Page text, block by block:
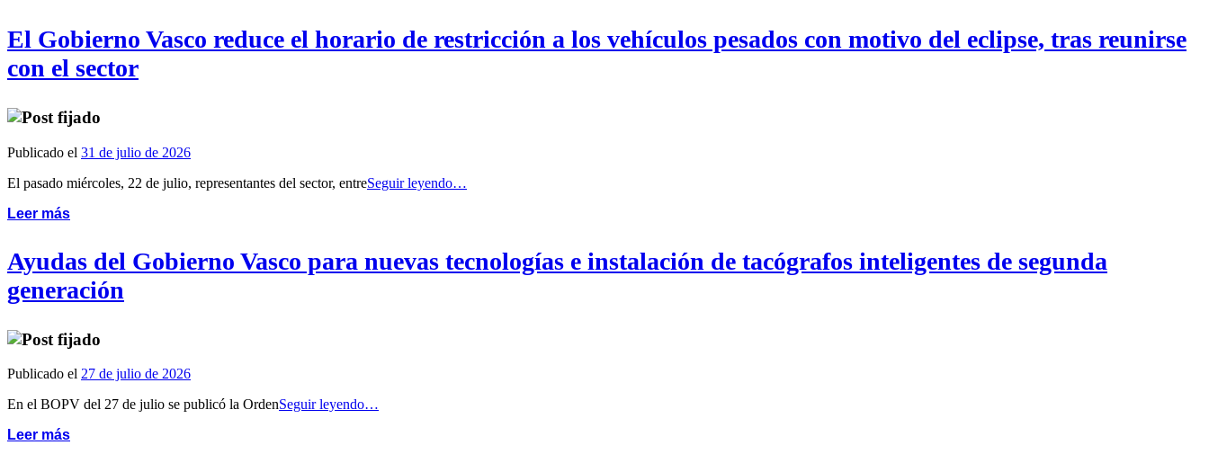
El Gobierno Vasco reduce el horario de restricción a los vehículos pesados con motivo del eclipse, tras reunirse
con el sector
Publicado el 31 de julio de 2026
El pasado miércoles, 22 de julio, representantes del sector, entreSeguir leyendo…
Leer más
Ayudas del Gobierno Vasco para nuevas tecnologías e instalación de tacógrafos inteligentes de segunda
generación
Publicado el 27 de julio de 2026
En el BOPV del 27 de julio se publicó la OrdenSeguir leyendo…
Leer más